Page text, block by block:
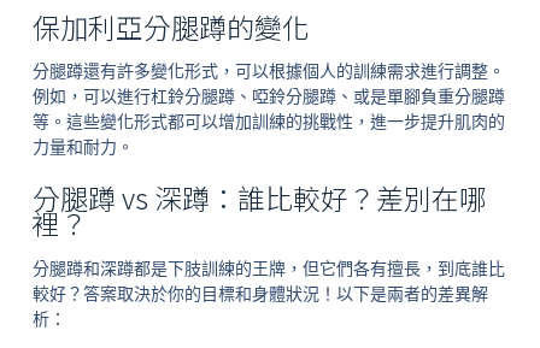
保加利亞分腿蹲的變化
分腿蹲還有許多變化形式，可以根據個人的訓練需求進行調整。
例如，可以進行杠鈴分腿蹲、啞鈴分腿蹲、或是單腳負重分腿蹲
等。這些變化形式都可以增加訓練的挑戰性，進一步提升肌肉的
力量和耐力。
分腿蹲 vs 深蹲：誰比較好？差別在哪
裡？
分腿蹲和深蹲都是下肢訓練的王牌，但它們各有擅長，到底誰比
較好？答案取決於你的目標和身體狀況！以下是兩者的差異解
析：